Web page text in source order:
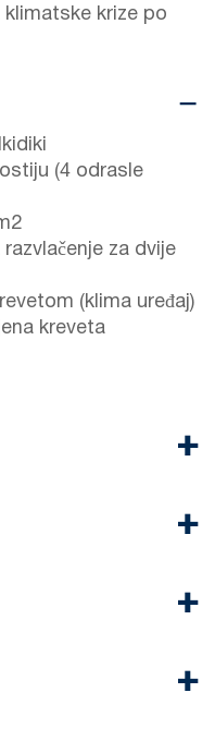
krize po
(4 odrasle
za dvije
(klima uređaj)
kreveta
dostupno je